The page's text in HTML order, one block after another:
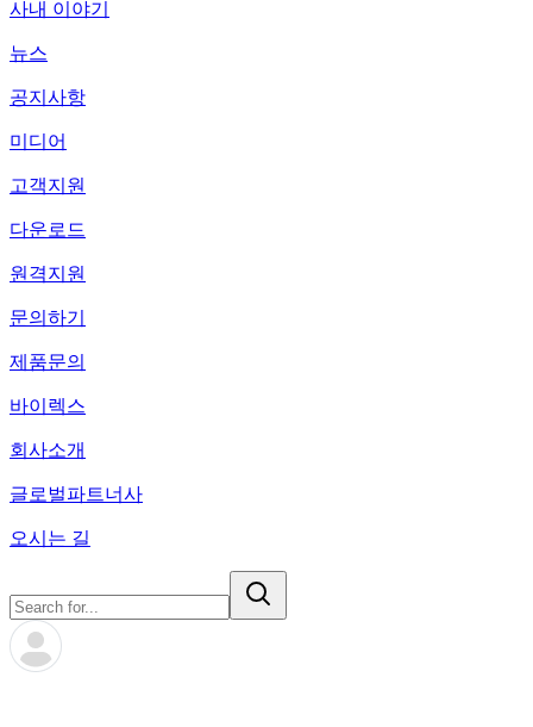
사내 이야기
뉴스
공지사항
미디어
고객지원
다운로드
원격지원
문의하기
제품문의
바이렉스
회사소개
글로벌파트너사
오시는 길